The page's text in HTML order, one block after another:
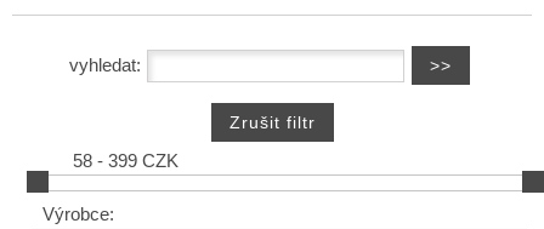
vyhledat:
58 - 399 CZK
Výrobce: